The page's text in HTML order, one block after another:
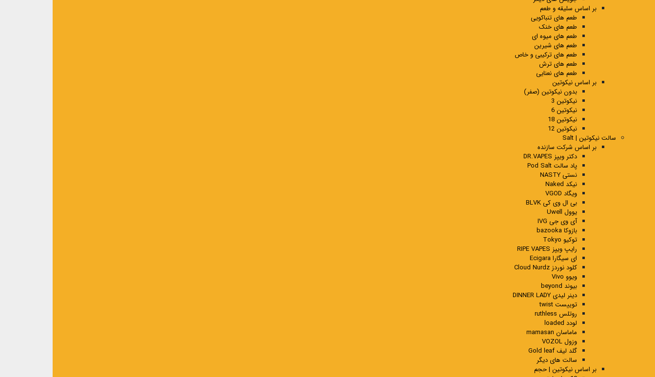
بر اساس سلیقه و طعم
طعم های تنباکویی
طعم های خنک
طعم های میوه ای
طعم های شیرین
طعم های ترکیبی و خاص
طعم های ترش
طعم های نعنایی
بر اساس نیکوتین
بدون نیکوتین (صفر)
نیکوتین 3
نیکوتین 6
نیکوتین 18
نیکوتین 12
سالت نیکوتین | Salt
بر اساس شرکت سازنده
دکتر ویپز DR.VAPES
پاد سالت Pod Salt
نستی NASTY
نیکد Naked
ویگاد VGOD
بی ال وی کی BLVK
یوول Uwell
آی وی جی IVG
بازوکا bazooka
توکیو Tokyo
رایپ ویپز RIPE VAPES
ای سیگارا Ecigara
کلود نوردز Cloud Nurdz
ویوو Vivo
بیوند beyond
دینر لیدی DINNER LADY
توییست twist
روتلس ruthless
لودد loaded
ماماسان mamasan
وزول VOZOL
گلد لیف Gold leaf
سالت های دیگر
بر اساس نیکوتین | حجم